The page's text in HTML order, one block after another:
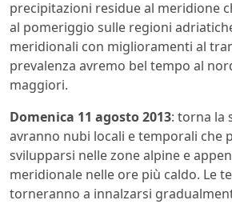
precipitazioni residue al meridione
al pomeriggio sulle regioni
meridionali con miglioramenti al
prevalenza avremo bel tempo al
maggiori.
Domenica 11 agosto 2013: torna la
avranno nubi locali e temporali che
svilupparsi nelle zone alpine e
meridionale nelle ore più caldo. Le
torneranno a innalzarsi